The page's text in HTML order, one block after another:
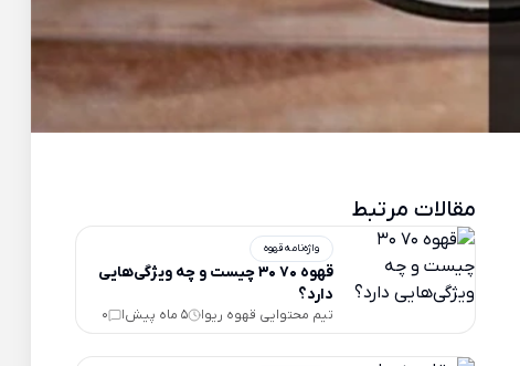
مقالات مرتبط
واژه‌نامه قهوه
قهوه 70 30 چیست و چه ویژگی‌هایی
دارد؟
تیم محتوایی قهوه ریو| 5 ماه پیش |
0